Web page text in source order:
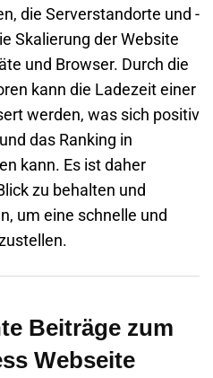
die Serverstandorte und -
Skalierung der Website
und Browser. Durch die
kann die Ladezeit einer
werden, was sich positiv
das Ranking in
kann. Es ist daher
zu behalten und
um eine schnelle und
Beiträge zum
Webseite